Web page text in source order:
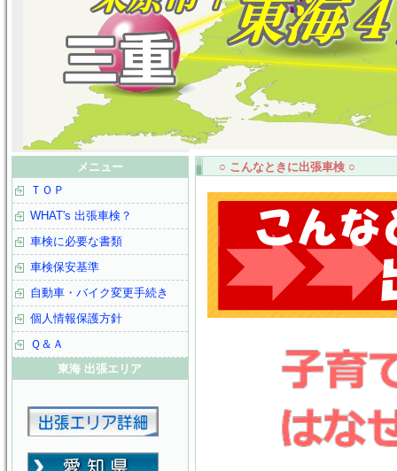
○ こんなときに出張車検 ○
メニュー
ＴＯＰ
WHAT's 出張車検？
車検に必要な書類
車検保安基準
自動車・バイク変更手続き
個人情報保護方針
Ｑ＆Ａ
東海 出張エリア